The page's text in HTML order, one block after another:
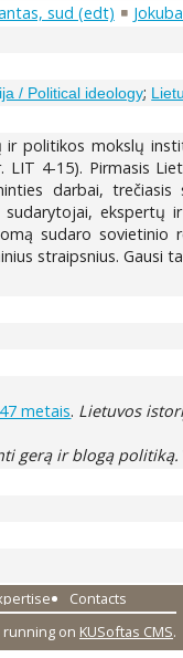
sud (edt)
/ Political ideology;
politikos mokslų
4-15). Pirmasis
darbai,
ekspertų
sudaro sovietinio
straipsnius. Gausi
metais. Lietuvos
gerą ir blogą politiką.
Contacts
running on KUSoftas CMS.